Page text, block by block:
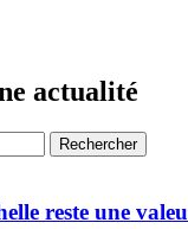
actualité
Rechercher
reste une